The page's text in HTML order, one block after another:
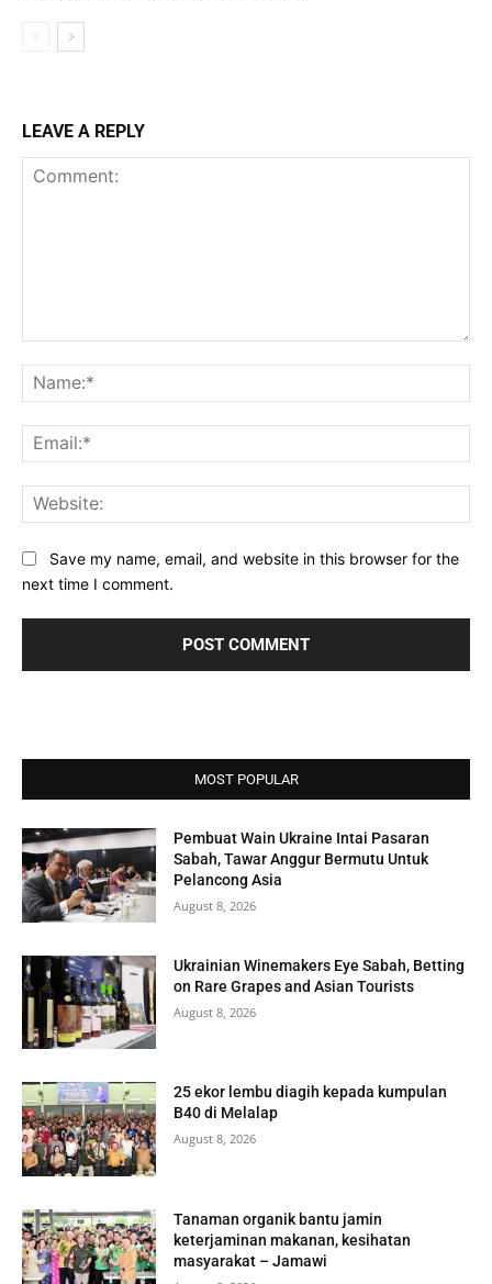
LEAVE A REPLY
Save my name, email, and website in this browser for the
next time I comment.
MOST POPULAR
Pembuat Wain Ukraine Intai Pasaran
Sabah, Tawar Anggur Bermutu Untuk
Pelancong Asia
August 8, 2026
Ukrainian Winemakers Eye Sabah, Betting
on Rare Grapes and Asian Tourists
August 8, 2026
25 ekor lembu diagih kepada kumpulan
B40 di Melalap
August 8, 2026
Tanaman organik bantu jamin
keterjaminan makanan, kesihatan
masyarakat – Jamawi